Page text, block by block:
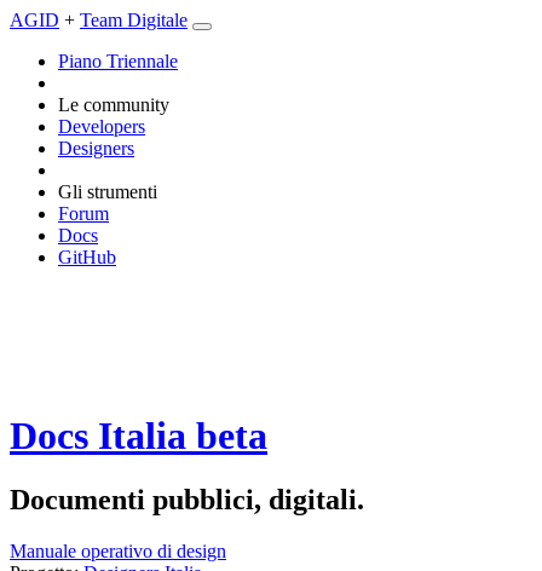
AGID + Team Digitale
Piano Triennale
Le community
Developers
Designers
Gli strumenti
Forum
Docs
GitHub
Docs Italia beta
Documenti pubblici, digitali.
Manuale operativo di design